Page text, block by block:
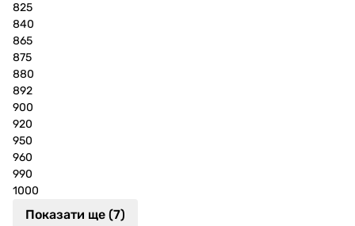
825
840
865
875
880
892
900
920
950
960
990
1000
Показати ще (7)